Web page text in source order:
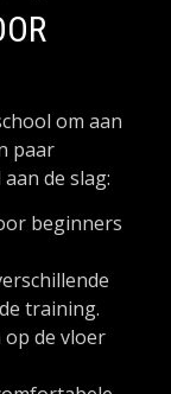
om aan
paar
de slag:
beginners
training.
de vloer